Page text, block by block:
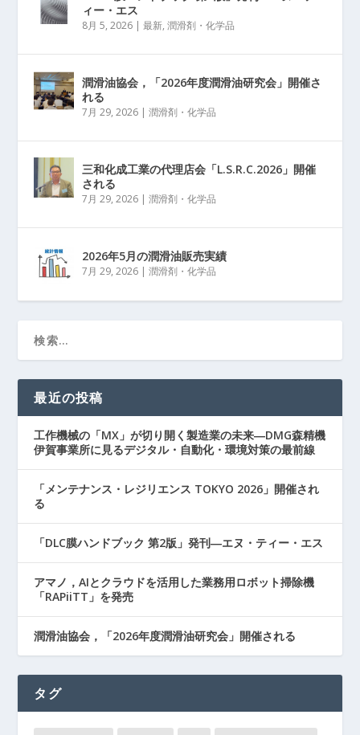
ィー・エス
8月 5, 2026 |最新,潤滑剤・化学品
潤滑油協会，「2026年度潤滑油研究会」開催さ
れる
7月 29, 2026 |潤滑剤・化学品
三和化成工業の代理店会「L.S.R.C.2026」開催
される
7月 29, 2026 |潤滑剤・化学品
2026年5月の潤滑油販売実績
7月 29, 2026 |潤滑剤・化学品
最近の投稿
工作機械の「MX」が切り開く製造業の未来―DMG森精機
伊賀事業所に見るデジタル・自動化・環境対策の最前線
「メンテナンス・レジリエンス TOKYO 2026」開催され
る
「DLC膜ハンドブック 第2版」発刊―エヌ・ティー・エス
アマノ，AIとクラウドを活用した業務用ロボット掃除機
「RAPiiTT」を発売
潤滑油協会，「2026年度潤滑油研究会」開催される
タグ